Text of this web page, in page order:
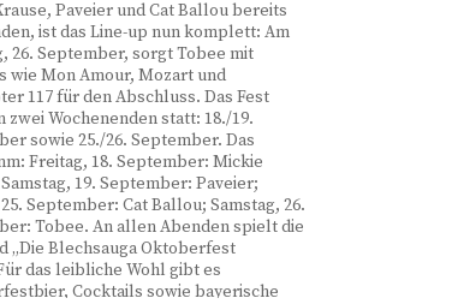
Paveier und Cat Ballou bereits
ist das Line-up nun komplett: Am
26. September, sorgt Tobee mit
wie Mon Amour, Mozart und
117 für den Abschluss. Das Fest
zwei Wochenenden statt: 18./19.
sowie 25./26. September. Das
Freitag, 18. September: Mickie
19. September: Paveier;
September: Cat Ballou; Samstag, 26.
Tobee. An allen Abenden spielt die
„Die Blechsauga Oktoberfest
das leibliche Wohl gibt es
Cocktails sowie bayerische